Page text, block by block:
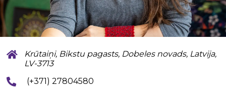
Krūtaiņi, Bikstu pagasts, Dobeles novads, Latvija,
LV-3713
(+371) 27804580